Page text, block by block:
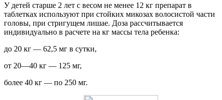
У детей старше 2 лет с весом не менее 12 кг препарат в
таблетках используют при стойких микозах волосистой части
головы, при стригущем лишае. Доза рассчитывается
индивидуально в расчете на кг массы тела ребенка:
до 20 кг — 62,5 мг в сутки,
от 20—40 кг — 125 мг,
более 40 кг — по 250 мг.